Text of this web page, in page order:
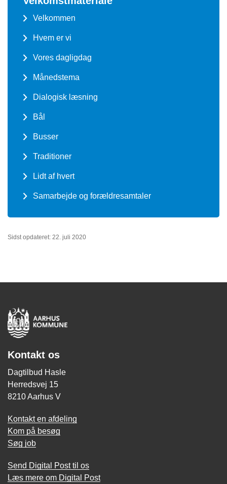
Velkommen
Hvem er vi
Vores dagligdag
Månedstema
Dialogisk læsning
Bål
Busser
Traditioner
Lidt af hvert
Samarbejde og forældresamtaler
Sidst opdateret: 22. juli 2020
Kontakt os
Dagtilbud Hasle
Herredsvej 15
8210 Aarhus V
Kontakt en afdeling
Kom på besøg
Søg job
Send Digital Post til os
Læs mere om Digital Post